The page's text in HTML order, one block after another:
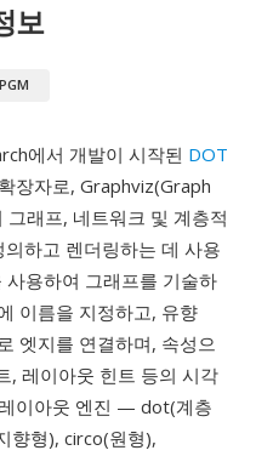
보
PGM
에서 개발이 시작된 DOT
장자로, Graphviz(Graph
래프, 네트워크 및 계층적
하고 렌더링하는 데 사용
사용하여 그래프를 기술하
이름을 지정하고, 유향
엣지를 연결하며, 속성으
, 레이아웃 힌트 등의 시각
이아웃 엔진 — dot(계층
향형), circo(원형),